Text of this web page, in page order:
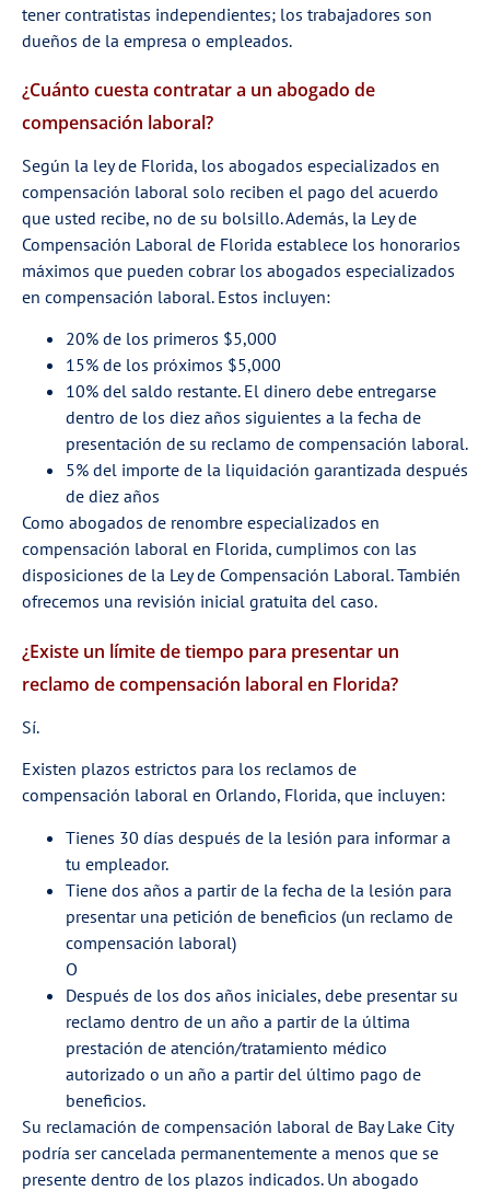
tener contratistas independientes; los trabajadores son
dueños de la empresa o empleados.
¿Cuánto cuesta contratar a un abogado de
compensación laboral?
Según la ley de Florida, los abogados especializados en
compensación laboral solo reciben el pago del acuerdo
que usted recibe, no de su bolsillo. Además, la Ley de
Compensación Laboral de Florida establece los honorarios
máximos que pueden cobrar los abogados especializados
en compensación laboral. Estos incluyen:
20% de los primeros $5,000
15% de los próximos $5,000
10% del saldo restante. El dinero debe entregarse
dentro de los diez años siguientes a la fecha de
presentación de su reclamo de compensación laboral.
5% del importe de la liquidación garantizada después
de diez años
Como abogados de renombre especializados en
compensación laboral en Florida, cumplimos con las
disposiciones de la Ley de Compensación Laboral. También
ofrecemos una revisión inicial gratuita del caso.
¿Existe un límite de tiempo para presentar un
reclamo de compensación laboral en Florida?
Sí.
Existen plazos estrictos para los reclamos de
compensación laboral en Orlando, Florida, que incluyen:
Tienes 30 días después de la lesión para informar a
tu empleador.
Tiene dos años a partir de la fecha de la lesión para
presentar una petición de beneficios (un reclamo de
compensación laboral)
O
Después de los dos años iniciales, debe presentar su
reclamo dentro de un año a partir de la última
prestación de atención/tratamiento médico
autorizado o un año a partir del último pago de
beneficios.
Su reclamación de compensación laboral de Bay Lake City
podría ser cancelada permanentemente a menos que se
presente dentro de los plazos indicados. Un abogado